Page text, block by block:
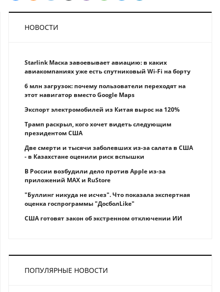
НОВОСТИ
Starlink Маска завоевывает авиацию: в каких
авиакомпаниях уже есть спутниковый Wi-Fi на борту
6 млн загрузок: почему пользователи переходят на
этот навигатор вместо Google Maps
Экспорт электромобилей из Китая вырос на 120%
Трамп раскрыл, кого хочет видеть следующим
президентом США
Две смерти и тысячи заболевших из-за салата в США
- в Казахстане оценили риск вспышки
В России возбудили дело против Apple из-за
приложений MAX и RuStore
"Буллинг никуда не исчез". Что показала экспертная
оценка госпрограммы "ДосболLike"
США готовят закон об экстренном отключении ИИ
ПОПУЛЯРНЫЕ НОВОСТИ